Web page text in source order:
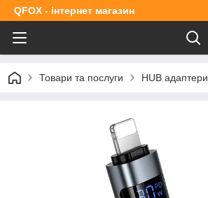
QFOX - інтернет магазин
Товари та послуги HUB